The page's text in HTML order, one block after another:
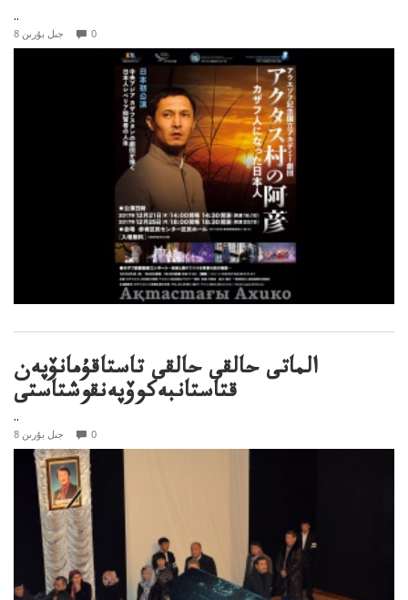
..
8 جىل بۇرىن 0
الماتى حالقى حالقى تاستاقۇمانۆپەن
قتاستانبەكوۆپەنقوشتاستى
..
8 جىل بۇرىن 0